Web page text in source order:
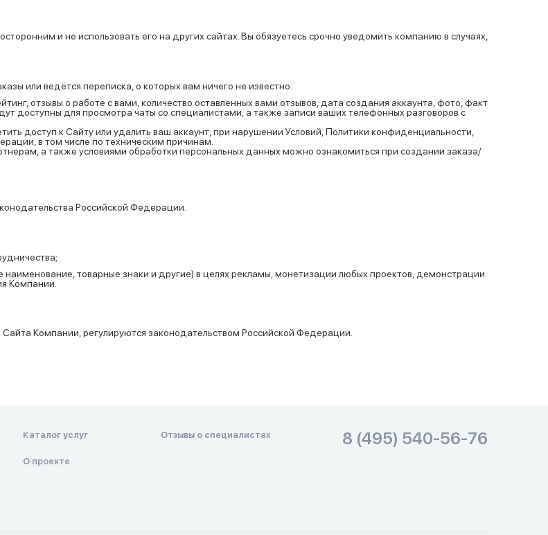
и не использовать его на других сайтах. Вы обязуетесь срочно уведомить компанию в случаях,
или ведётся переписка, о которых вам ничего не известно.
отзывы о работе с вами, количество оставленных вами отзывов, дата создания аккаунта, фото, факт
доступны для просмотра чаты со специалистами, а также записи ваших телефонных разговоров с
доступ к Сайту или удалить ваш аккаунт, при нарушении Условий, Политики конфиденциальности,
в том числе по техническим причинам.
а также условиями обработки персональных данных можно ознакомиться при создании заказа/
Российской Федерации.
товарные знаки и другие) в целях рекламы, монетизации любых проектов, демонстрации
Компании.
Компании, регулируются законодательством Российской Федерации.
Каталог услуг Отзывы о специалистах
О проекте
8 (495) 540-56-76